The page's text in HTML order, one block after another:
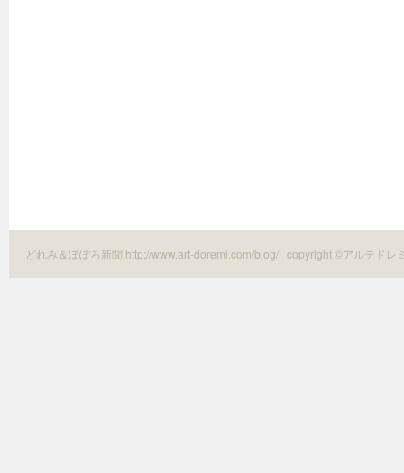
どれみ＆ぽぽろ新聞 http://www.art-doremi.com/blog/ copyright ©アルテドレ